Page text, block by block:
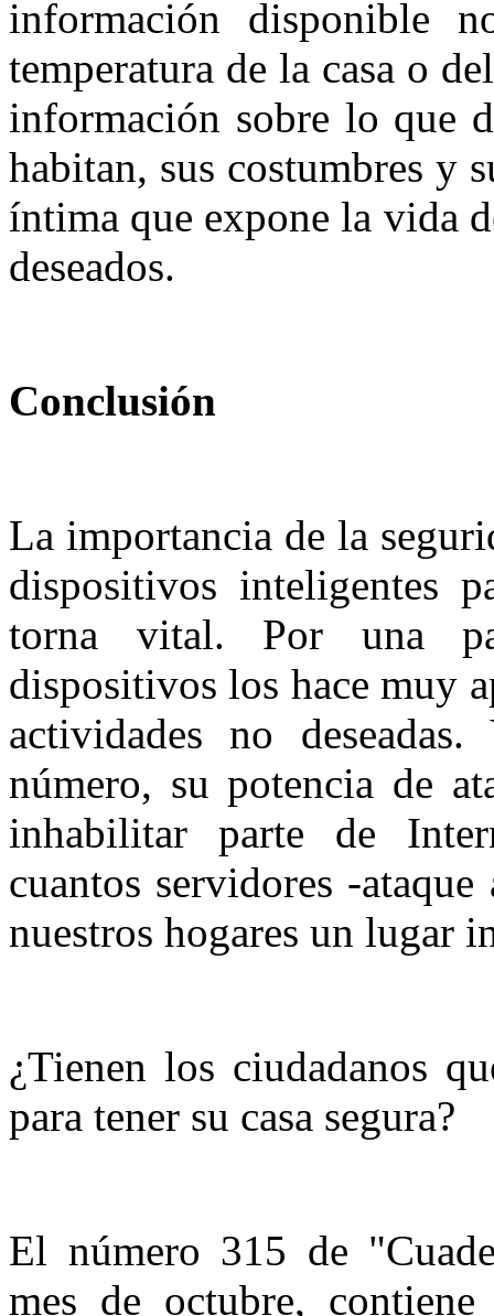
información disponible
temperatura de la casa o
información sobre lo que
habitan, sus costumbres y
íntima que expone la vida
deseados.
Conclusión
La importancia de la
dispositivos inteligentes
torna vital. Por una
dispositivos los hace muy
actividades no
número, su potencia de
inhabilitar parte de
cuantos servidores -
nuestros hogares un lugar
¿Tienen los ciudadanos
para tener su casa segura?
El número 315 de
mes de octubre,